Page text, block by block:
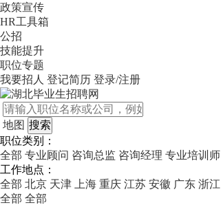
政策宣传
HR工具箱
公招
技能提升
职位专题
我要招人 登记简历 登录/注册
地图
职位类别：
全部 专业顾问 咨询总监 咨询经理 专业培训师
工作地点：
全部 北京 天津 上海 重庆 江苏 安徽 广东 浙江
全部 全部